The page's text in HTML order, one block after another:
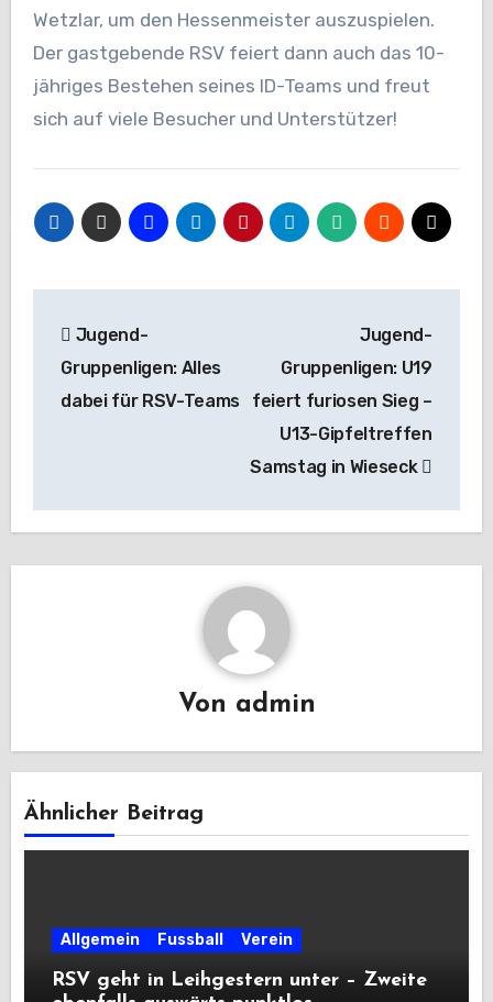
Wetzlar, um den Hessenmeister auszuspielen.
Der gastgebende RSV feiert dann auch das 10-
jähriges Bestehen seines ID-Teams und freut
sich auf viele Besucher und Unterstützer!
Jugend-
Gruppenligen: Alles
dabei für RSV-Teams
Jugend-
Gruppenligen: U19
feiert furiosen Sieg –
U13-Gipfeltreffen
Samstag in Wieseck
Von admin
Ähnlicher Beitrag
Allgemein Fussball Verein
RSV geht in Leihgestern unter – Zweite